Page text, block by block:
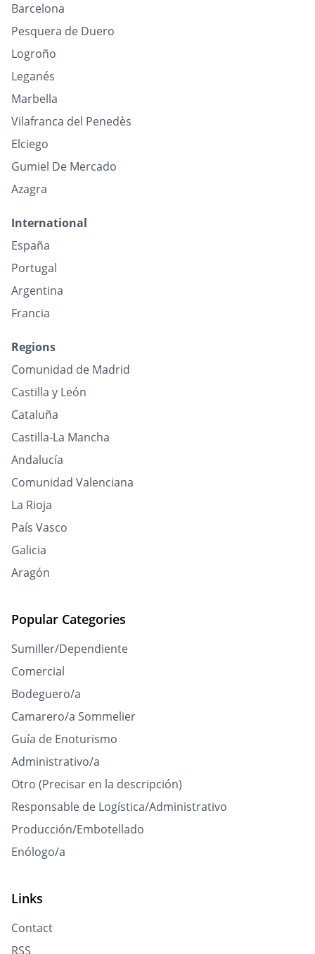
Barcelona
Pesquera de Duero
Logroño
Leganés
Marbella
Vilafranca del Penedès
Elciego
Gumiel De Mercado
Azagra
International
España
Portugal
Argentina
Francia
Regions
Comunidad de Madrid
Castilla y León
Cataluña
Castilla-La Mancha
Andalucía
Comunidad Valenciana
La Rioja
País Vasco
Galicia
Aragón
Popular Categories
Sumiller/Dependiente
Comercial
Bodeguero/a
Camarero/a Sommelier
Guía de Enoturismo
Administrativo/a
Otro (Precisar en la descripción)
Responsable de Logística/Administrativo
Producción/Embotellado
Enólogo/a
Links
Contact
RSS